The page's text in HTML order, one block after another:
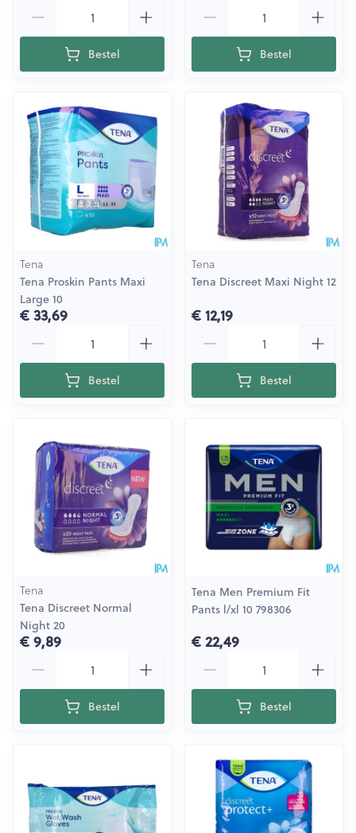
Bestel Bestel
Tena
Tena Proskin Pants Maxi
Large 10
€ 33,69
Bestel
Tena
Tena Discreet Maxi Night 12
€ 12,19
Bestel
Tena
Tena Discreet Normal
Night 20
€ 9,89
Bestel
Tena Men Premium Fit
Pants l/xl 10 798306
€ 22,49
Bestel